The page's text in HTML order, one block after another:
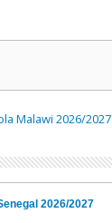
Malawi 2026/2027
2026/2027